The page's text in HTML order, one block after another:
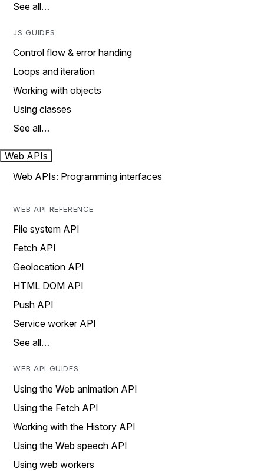
See all…
JS GUIDES
Control flow & error handing
Loops and iteration
Working with objects
Using classes
See all…
Web APIs
Web APIs: Programming interfaces
WEB API REFERENCE
File system API
Fetch API
Geolocation API
HTML DOM API
Push API
Service worker API
See all…
WEB API GUIDES
Using the Web animation API
Using the Fetch API
Working with the History API
Using the Web speech API
Using web workers